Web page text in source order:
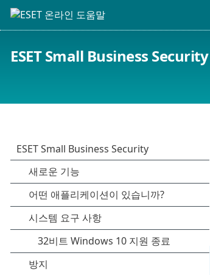
ESET Small Business Security